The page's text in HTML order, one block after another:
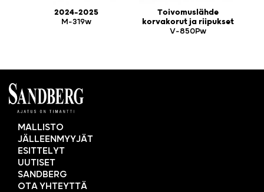
2024-2025
M-319w
Toivomuslähde
korvakorut ja riipukset
V-850Pw
MALLISTO
JÄLLEENMYYJÄT
ESITTELYT
UUTISET
SANDBERG
OTA YHTEYTTÄ